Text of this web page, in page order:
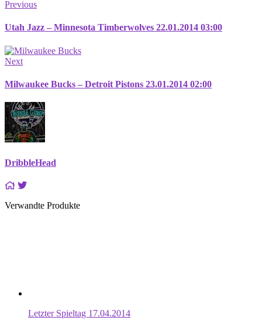
Previous
Utah Jazz – Minnesota Timberwolves 22.01.2014 03:00
Next
Milwaukee Bucks – Detroit Pistons 23.01.2014 02:00
DribbleHead
Verwandte Produkte
Letzter Spieltag 17.04.2014